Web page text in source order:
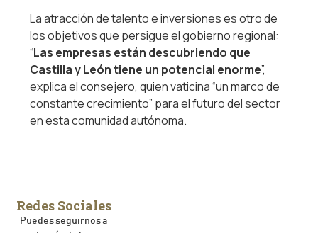
La atracción de talento e inversiones es otro de
los objetivos que persigue el gobierno regional:
“Las empresas están descubriendo que
Castilla y León tiene un potencial enorme”,
explica el consejero, quien vaticina “un marco de
constante crecimiento” para el futuro del sector
en esta comunidad autónoma.
Redes Sociales
Puedes seguirnos a